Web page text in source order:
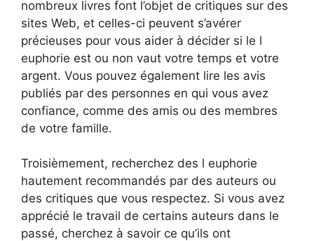
nombreux livres font l’objet de critiques sur des
sites Web, et celles-ci peuvent s’avérer
précieuses pour vous aider à décider si le l
euphorie est ou non vaut votre temps et votre
argent. Vous pouvez également lire les avis
publiés par des personnes en qui vous avez
confiance, comme des amis ou des membres
de votre famille.
Troisièmement, recherchez des l euphorie
hautement recommandés par des auteurs ou
des critiques que vous respectez. Si vous avez
apprécié le travail de certains auteurs dans le
passé, cherchez à savoir ce qu’ils ont